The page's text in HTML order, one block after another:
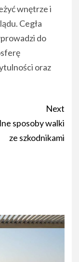
wnętrze i
Cegła
do
oraz
Next
sposoby walki
ze szkodnikami